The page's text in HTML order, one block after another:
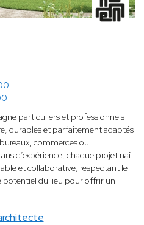
particuliers et professionnels
durables et parfaitement adaptés
commerces ou
d’expérience, chaque projet naît
et collaborative, respectant le
potentiel du lieu pour offrir un